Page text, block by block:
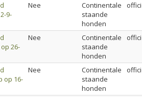
9-
Nee
Continentale
staande
honden
26-
Nee
Continentale
staande
honden
op 16-
Nee
Continentale
staande
honden